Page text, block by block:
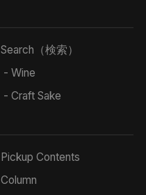
Search（検索）
- Wine
- Craft Sake
Pickup Contents
Column